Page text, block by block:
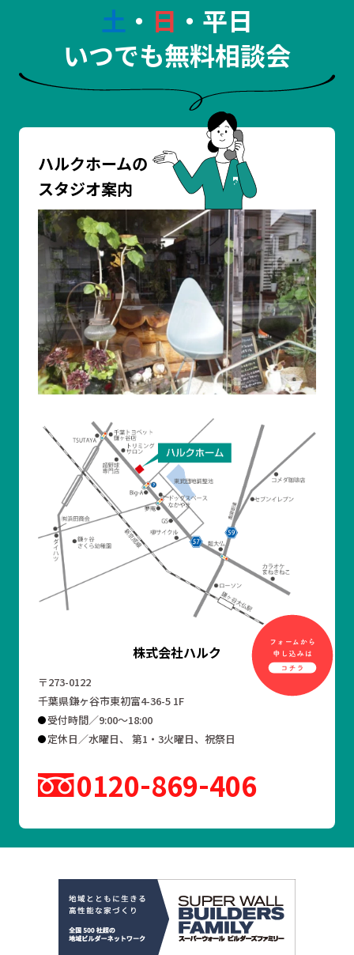
土 ・ 日 ・平日
いつでも無料相談会
ハルクホームの
スタジオ案内
株式会社ハルク
〒273-0122
千葉県鎌ヶ谷市東初富4-36-5 1F
受付時間／9:00～18:00
定休日／水曜日、 第1・3火曜日、祝祭日
0120 869 406